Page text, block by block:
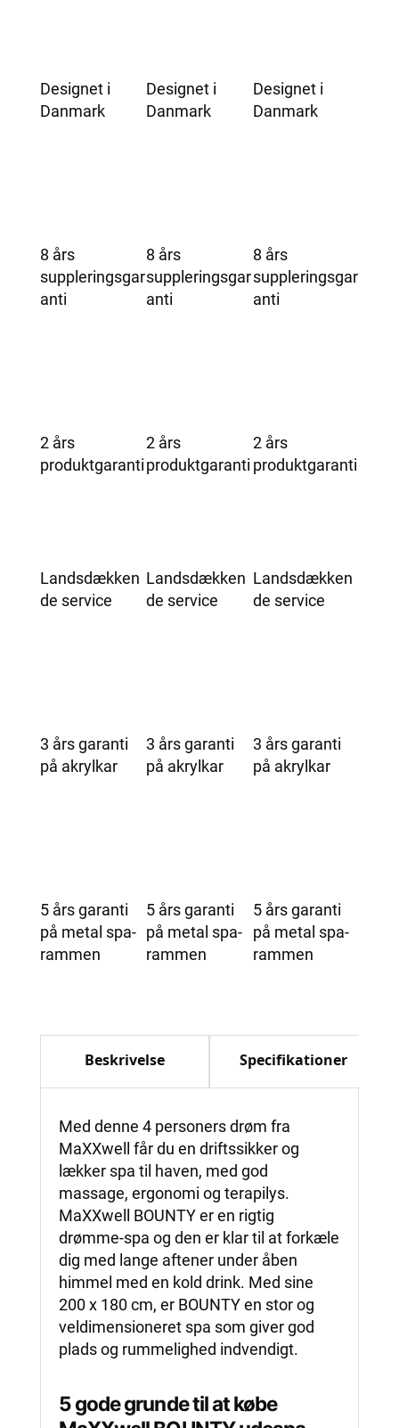
Designet i
Danmark
8 års
suppleringsgar
anti
2 års
produktgaranti
Landsdækken
de service
3 års garanti
på akrylkar
5 års garanti
på metal spa-
rammen
Designet i
Danmark
8 års
suppleringsgar
anti
2 års
produktgaranti
Landsdækken
de service
3 års garanti
på akrylkar
5 års garanti
på metal spa-
rammen
Designet i
Danmark
8 års
suppleringsgar
anti
2 års
produktgaranti
Landsdækken
de service
3 års garanti
på akrylkar
5 års garanti
på metal spa-
rammen
Beskrivelse Specifikationer
Med denne 4 personers drøm fra
MaXXwell får du en driftssikker og
lækker spa til haven, med god
massage, ergonomi og terapilys.
MaXXwell BOUNTY er en rigtig
drømme-spa og den er klar til at forkæle
dig med lange aftener under åben
himmel med en kold drink. Med sine
200 x 180 cm, er BOUNTY en stor og
veldimensioneret spa som giver god
plads og rummelighed indvendigt.
5 gode grunde til at købe